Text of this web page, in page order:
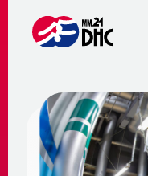
設備
お
JP EN
INFORMATION